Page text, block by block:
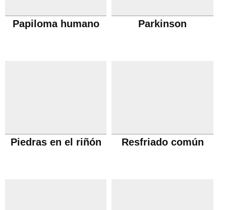
Papiloma humano Parkinson
Piedras en el riñón Resfriado común